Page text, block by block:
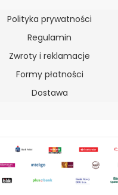
Polityka prywatności
Regulamin
Zwroty i reklamacje
Formy płatności
Dostawa